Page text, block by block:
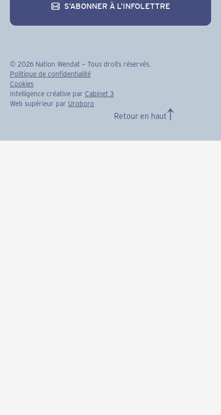
S’ABONNER À L’INFOLETTRE
S’abonner à l’infolettre
© 2026Nation Wendat – Tous droits réservés.
Politique de confidentialité
Cookies
Intelligence créative par Cabinet 3
Web supérieur par Uroboro
Retour en haut